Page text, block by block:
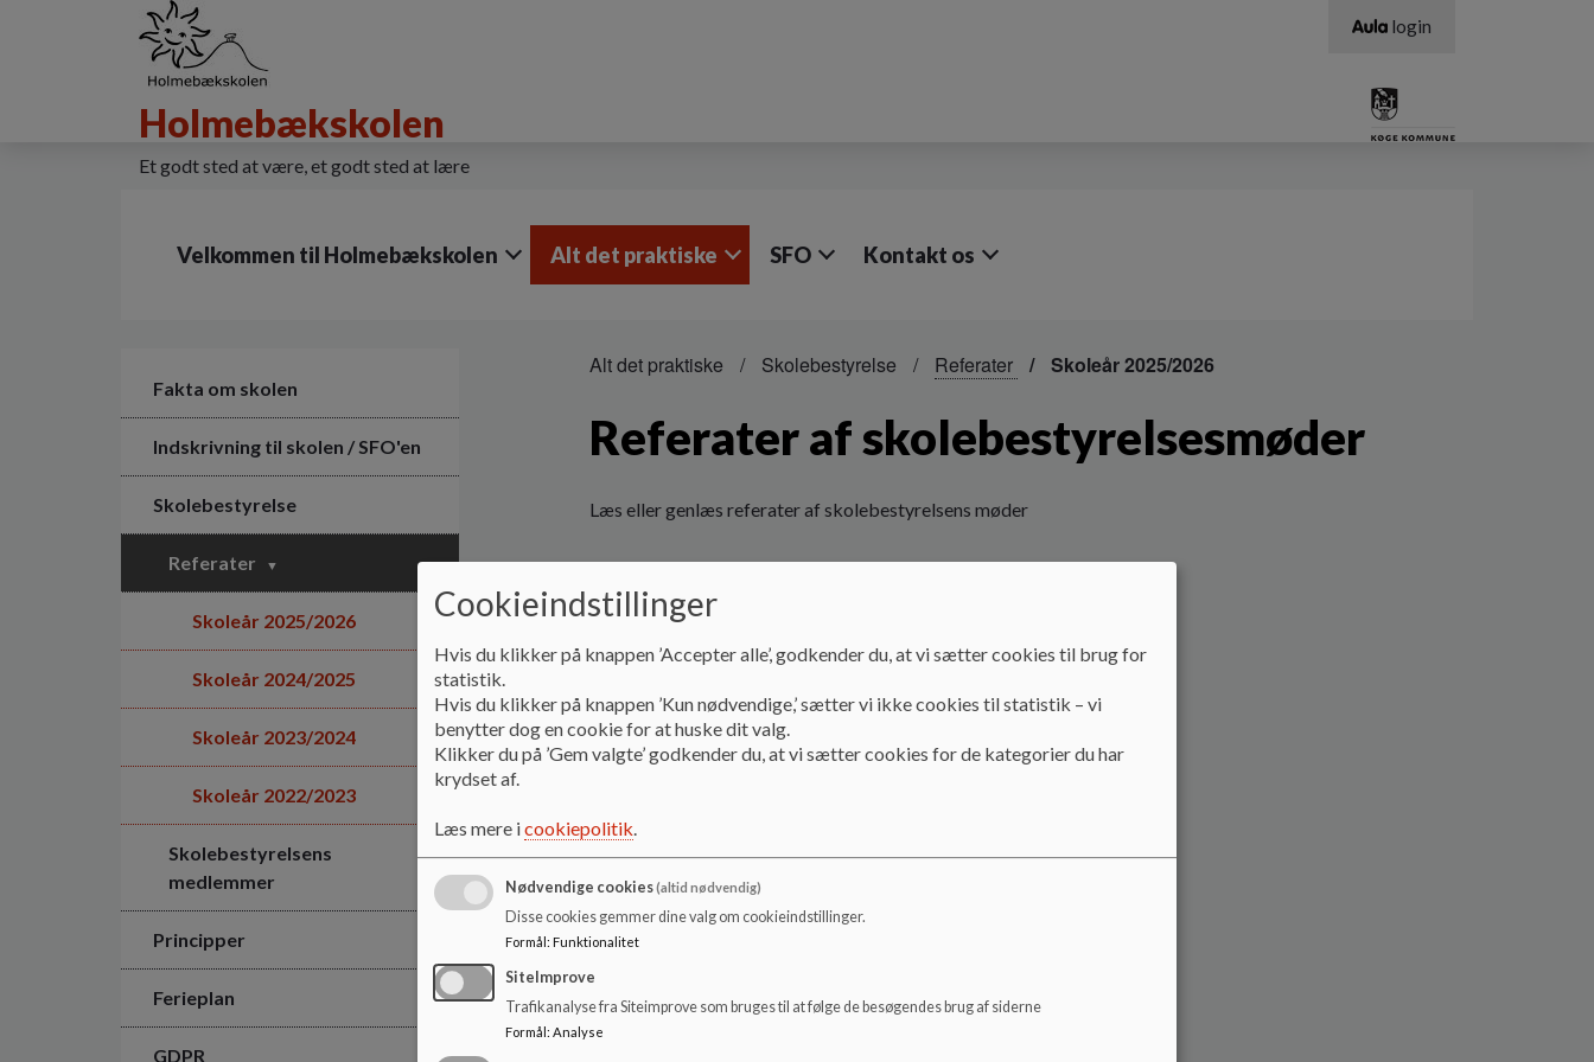
Holmebækskolen
Et godt sted at være, et godt sted at lære
login
Velkommen til Holmebækskolen Alt det praktiske SFO Kontakt os
Fakta om skolen
Indskrivning til skolen / SFO'en
Skolebestyrelse
Referater
Skoleår 2025/2026
Skoleår 2024/2025
Skoleår 2023/2024
Skoleår 2022/2023
Skolebestyrelsens
medlemmer
Principper
Ferieplan
GDPR
Alt det praktiske Skolebestyrelse Referater Skoleår 2025/2026
Referater af skolebestyrelsesmøder
Læs eller genlæs referater af skolebestyrelsens møder
Cookieindstillinger
Hvis du klikker på knappen ’Accepter alle’, godkender du, at vi sætter cookies til brug for
statistik.
Hvis du klikker på knappen ’Kun nødvendige,’ sætter vi ikke cookies til statistik – vi
benytter dog en cookie for at huske dit valg.
Klikker du på ’Gem valgte’ godkender du, at vi sætter cookies for de kategorier du har
krydset af.
Læs mere icookiepolitik.
Nødvendige cookies(altid nødvendig)
Disse cookies gemmer dine valg om cookieindstillinger.
Formål: Funktionalitet
SiteImprove
Trafikanalyse fra Siteimprove som bruges til at følge de besøgendes brug af siderne
Formål : Analyse